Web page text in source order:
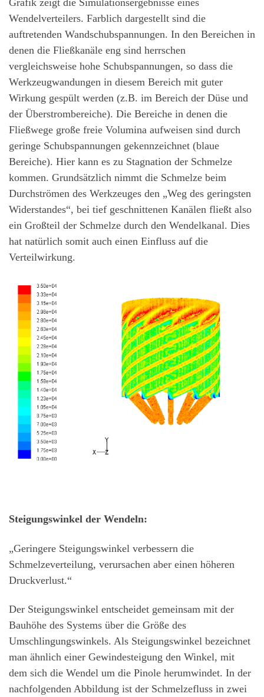
Grafik zeigt die Simulationsergebnisse eines
Wendelverteilers. Farblich dargestellt sind die
auftretenden Wandschubspannungen. In den Bereichen in
denen die Fließkanäle eng sind herrschen
vergleichsweise hohe Schubspannungen, so dass die
Werkzeugwandungen in diesem Bereich mit guter
Wirkung gespült werden (z.B. im Bereich der Düse und
der Überstrombereiche). Die Bereiche in denen die
Fließwege große freie Volumina aufweisen sind durch
geringe Schubspannungen gekennzeichnet (blaue
Bereiche). Hier kann es zu Stagnation der Schmelze
kommen. Grundsätzlich nimmt die Schmelze beim
Durchströmen des Werkzeuges den „Weg des geringsten
Widerstandes“, bei tief geschnittenen Kanälen fließt also
ein Großteil der Schmelze durch den Wendelkanal. Dies
hat natürlich somit auch einen Einfluss auf die
Verteilwirkung.
Steigungswinkel der Wendeln:
„Geringere Steigungswinkel verbessern die
Schmelzeverteilung, verursachen aber einen höheren
Druckverlust.“
Der Steigungswinkel entscheidet gemeinsam mit der
Bauhöhe des Systems über die Größe des
Umschlingungswinkels. Als Steigungswinkel bezeichnet
man ähnlich einer Gewindesteigung den Winkel, mit
dem sich die Wendel um die Pinole herumwindet. In der
nachfolgenden Abbildung ist der Schmelzefluss in zwei